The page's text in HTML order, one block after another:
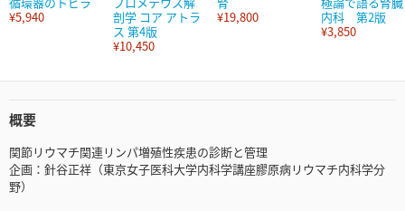
¥5,940
剖学 コア アトラ
ス 第4版
¥10,450
¥19,800
内科 第2版
¥3,850
概要
関節リウマチ関連リンパ増殖性疾患の診断と管理
企画：針谷正祥（東京女子医科大学内科学講座膠原病リウマチ内科学分
野）